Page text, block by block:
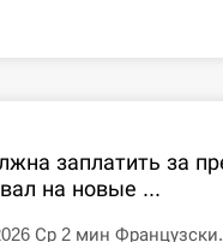
заплатить за
на новые ...
Ср 2 мин